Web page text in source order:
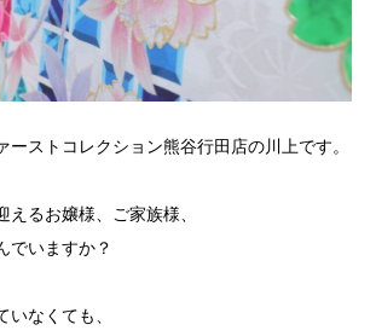
ーストコレクション熊谷行田店の川上です。
るお嬢様、ご家族様、
でいますか？
なくても、